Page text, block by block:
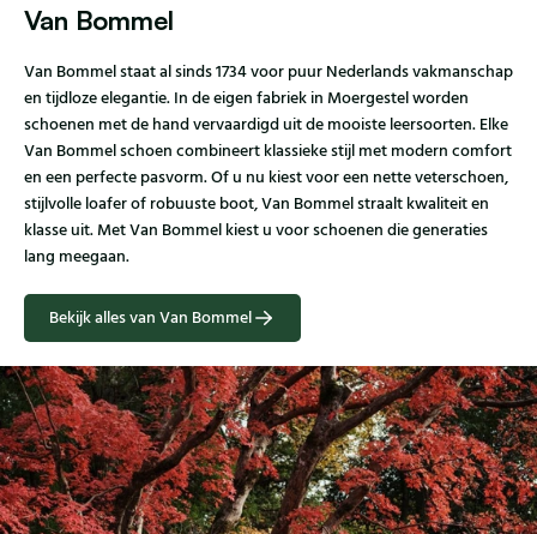
Van Bommel
Van Bommel staat al sinds 1734 voor puur Nederlands vakmanschap
en tijdloze elegantie. In de eigen fabriek in Moergestel worden
schoenen met de hand vervaardigd uit de mooiste leersoorten. Elke
Van Bommel schoen combineert klassieke stijl met modern comfort
en een perfecte pasvorm. Of u nu kiest voor een nette veterschoen,
stijlvolle loafer of robuuste boot, Van Bommel straalt kwaliteit en
klasse uit. Met Van Bommel kiest u voor schoenen die generaties
lang meegaan.
Bekijk alles van Van Bommel